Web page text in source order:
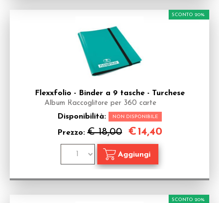
Flexxfolio - Binder a 9 tasche - Turchese
Album Raccoglitore per 360 carte
Disponibilità: NON DISPONIBILE
Prezzo:€ 18,00
SCONTO 20%
€14,40
SCONTO 20%